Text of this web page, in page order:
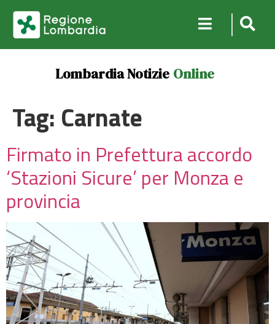
Lombardia Notizie Online
Tag: Carnate
Firmato in Prefettura accordo
‘Stazioni Sicure’ per Monza e
provincia